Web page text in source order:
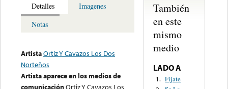
Detalles
Imagenes
Notas
ArtistaOrtiz Y Cavazos Los Dos
Norteños
Artista aparece en los medios de
comunicaciónOrtiz Y Cavazos Los
También
en este
mismo
medio
LADO A
1. Fijate